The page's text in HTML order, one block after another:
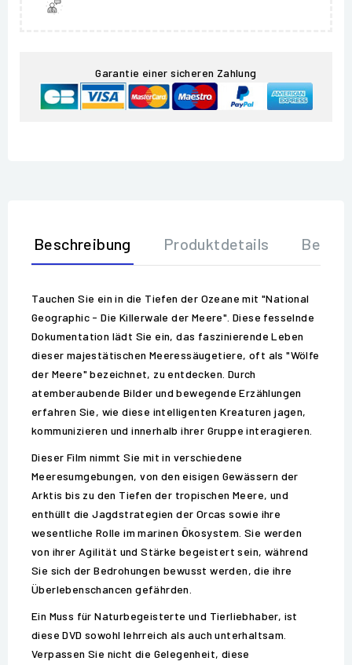
Garantie einer sicheren Zahlung
Beschreibung Produktdetails
Tauchen Sie ein in die Tiefen der Ozeane mit "National
Geographic - Die Killerwale der Meere". Diese fesselnde
Dokumentation lädt Sie ein, das faszinierende Leben
dieser majestätischen Meeressäugetiere, oft als "Wölfe
der Meere" bezeichnet, zu entdecken. Durch
atemberaubende Bilder und bewegende Erzählungen
erfahren Sie, wie diese intelligenten Kreaturen jagen,
kommunizieren und innerhalb ihrer Gruppe interagieren.
Dieser Film nimmt Sie mit in verschiedene
Meeresumgebungen, von den eisigen Gewässern der
Arktis bis zu den Tiefen der tropischen Meere, und
enthüllt die Jagdstrategien der Orcas sowie ihre
wesentliche Rolle im marinen Ökosystem. Sie werden
von ihrer Agilität und Stärke begeistert sein, während
Sie sich der Bedrohungen bewusst werden, die ihre
Überlebenschancen gefährden.
Ein Muss für Naturbegeisterte und Tierliebhaber, ist
diese DVD sowohl lehrreich als auch unterhaltsam.
Verpassen Sie nicht die Gelegenheit, diese